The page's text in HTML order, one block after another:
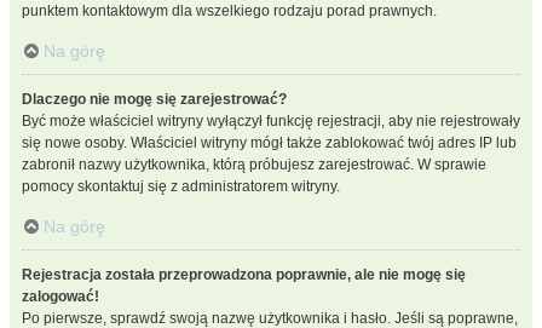
punktem kontaktowym dla wszelkiego rodzaju porad prawnych.
Na górę
Dlaczego nie mogę się zarejestrować?
Być może właściciel witryny wyłączył funkcję rejestracji, aby nie rejestrowały
się nowe osoby. Właściciel witryny mógł także zablokować twój adres IP lub
zabronił nazwy użytkownika, którą próbujesz zarejestrować. W sprawie
pomocy skontaktuj się z administratorem witryny.
Na górę
Rejestracja została przeprowadzona poprawnie, ale nie mogę się
zalogować!
Po pierwsze, sprawdź swoją nazwę użytkownika i hasło. Jeśli są poprawne,